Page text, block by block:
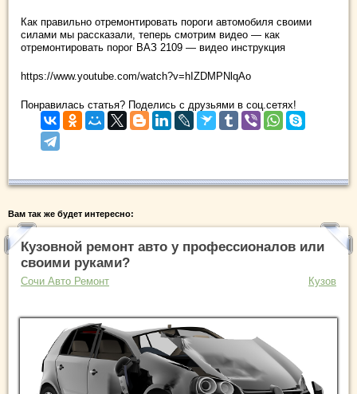
Как правильно отремонтировать пороги автомобиля своими
силами мы рассказали, теперь смотрим видео — как
отремонтировать порог ВАЗ 2109 — видео инструкция
https://www.youtube.com/watch?v=hIZDMPNlqAo
Понравилась статья? Поделись с друзьями в соц.сетях!
Вам так же будет интересно:
Кузовной ремонт авто у профессионалов или
своими руками?
Сочи Авто Ремонт Кузов